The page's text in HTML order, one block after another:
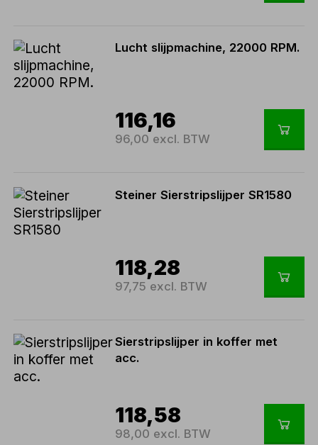
Lucht slijpmachine, 22000 RPM.
116,16
96,00 excl. BTW
Steiner Sierstripslijper SR1580
118,28
97,75 excl. BTW
Sierstripslijper in koffer met
acc.
118,58
98,00 excl. BTW